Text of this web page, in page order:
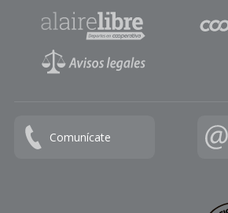
Comunícate